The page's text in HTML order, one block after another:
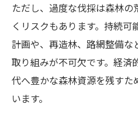
伐採と森林税の連
伐採現場の変化か
森林税の使途と伐採の
森林税が伐採に活
ただし、過度な伐採は森林
くリスクもあります。持続
計画や、再造林、路網整備
取り組みが不可欠です。経済
代へ豊かな森林資源を残すた
います。